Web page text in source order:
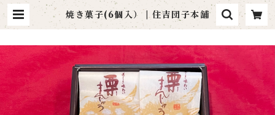
焼き菓子(6個入） | 住吉団子本舗